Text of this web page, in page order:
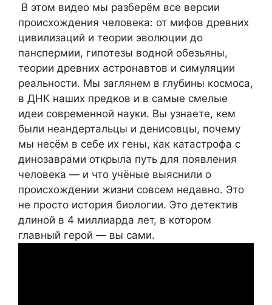
В этом видео мы разберём все версии
происхождения человека: от мифов древних
цивилизаций и теории эволюции до
панспермии, гипотезы водной обезьяны,
теории древних астронавтов и симуляции
реальности. Мы заглянем в глубины космоса,
в ДНК наших предков и в самые смелые
идеи современной науки. Вы узнаете, кем
были неандертальцы и денисовцы, почему
мы несём в себе их гены, как катастрофа с
динозаврами открыла путь для появления
человека — и что учёные выяснили о
происхождении жизни совсем недавно. Это
не просто история биологии. Это детектив
длиной в 4 миллиарда лет, в котором
главный герой — вы сами.